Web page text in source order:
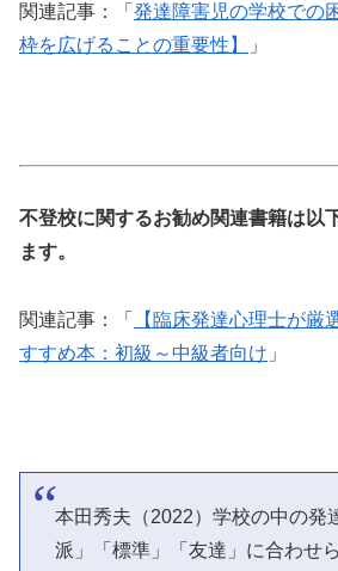
関連記事：「 発達障害児の学校での
枠を広げることの重要性】
」
不登校に関するお勧め関連書籍は以
ます。
関連記事：「
【臨床発達心理士が厳
すすめ本：初級～中級者向け 」
本田秀夫（2022）学校の中の発
派」「標準」「友達」に合わせ